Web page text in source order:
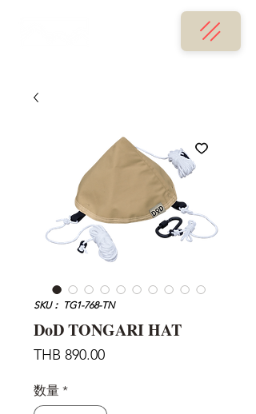
SKU： TG1-768-TN
DoD TONGARI HAT
THB 890.00価
数量 *